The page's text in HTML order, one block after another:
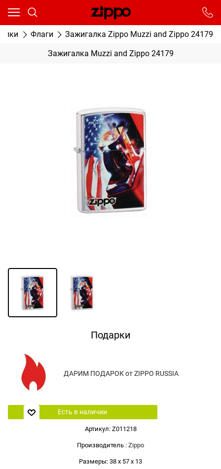
Флаги Зажигалка Zippo Muzzi and Zippo 24179
Зажигалка Muzzi and Zippo 24179
Подарки
ДАРИМ ПОДАРОК от ZIPPO RUSSIA
Есть в наличии
Артикул: Z011218
Производитель : Zippo
Размеры: 38 x 57 x 13
Ваш город - Москва,
От выбранного города зависят сроки доставки